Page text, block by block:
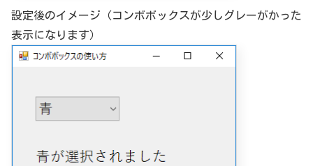
設定後のイメージ（コンボボックスが少しグレーがかった
表示になります）